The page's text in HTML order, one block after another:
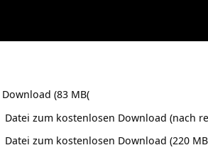
Download (83 MB(
Datei zum kostenlosen Download (nach
Datei zum kostenlosen Download (220